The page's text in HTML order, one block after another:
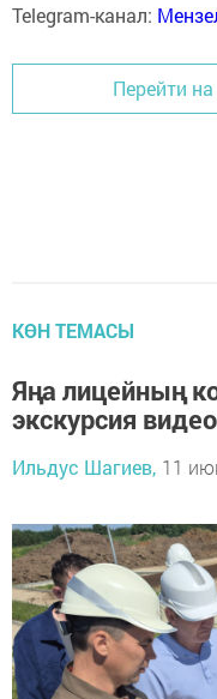
Telegram-канал:
Перейти
КӨН ТЕМАСЫ
Яңа лицейның
экскурсия
Ильдус Шагиев, 11